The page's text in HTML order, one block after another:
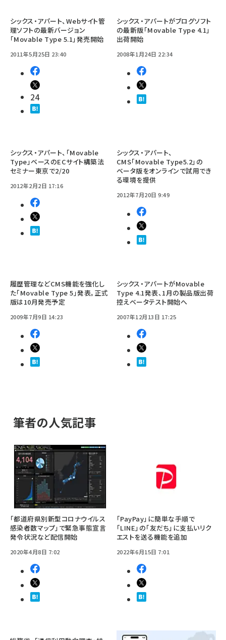
シックス・アパート、Webサイト管
理ソフトの最新バージョン
「Movable Type 5.1」発売開始
2011年5月25日 23:40
24
シックス・アパートがブログソフト
の最新版「Movable Type 4.1」
出荷開始
2008年1月24日 22:34
シックス・アパート、「Movable
Type」ベースのECサイト構築法
セミナー東京で2/20
2012年2月2日 17:16
シックス・アパート、
CMS「Movable Type5.2」の
ベータ版をオンラインで試用でき
る環境を提供
2012年7月20日 9:49
履歴管理などCMS機能を強化し
た「Movable Type 5」発表。正式
版は10月発売予定
2009年7月9日 14:23
シックス・アパートがMovable
Type 4.1発表、1月の製品版出荷
控えベータテスト開始へ
2007年12月13日 17:25
筆者の人気記事
「都道府県別新型コロナウイルス
感染者数マップ」で緊急事態宣言
発令状況など配信開始
2020年4月8日 7:02
「PayPay」に簡単な手順で
「LINE」の「友だち」に支払いリク
エストを送る機能を追加
2022年6月15日 7:01